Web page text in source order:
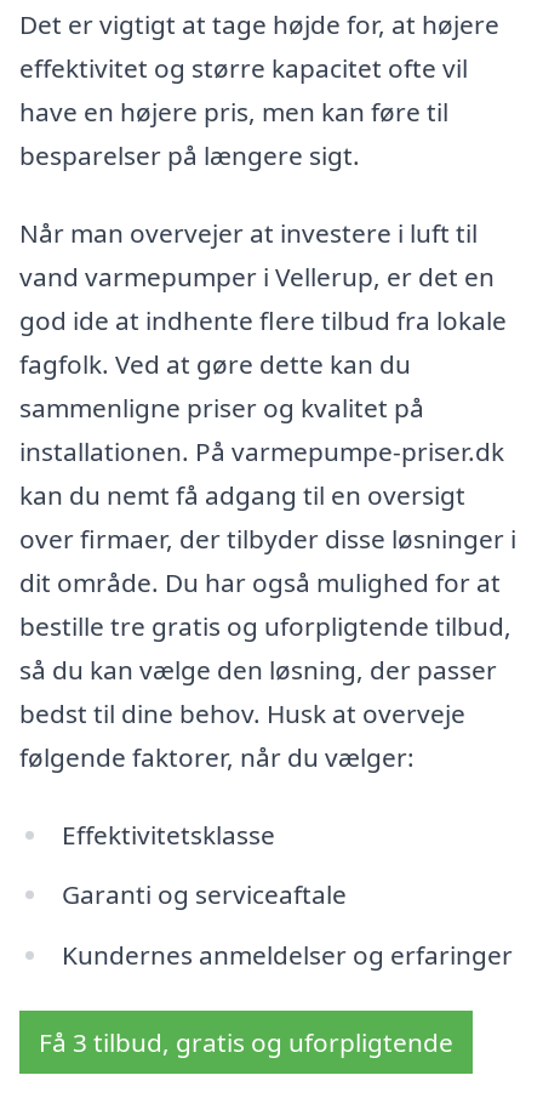
Det er vigtigt at tage højde for, at højere
effektivitet og større kapacitet ofte vil
have en højere pris, men kan føre til
besparelser på længere sigt.
Når man overvejer at investere i luft til
vand varmepumper i Vellerup, er det en
god ide at indhente flere tilbud fra lokale
fagfolk. Ved at gøre dette kan du
sammenligne priser og kvalitet på
installationen. På varmepumpe-priser.dk
kan du nemt få adgang til en oversigt
over firmaer, der tilbyder disse løsninger i
dit område. Du har også mulighed for at
bestille tre gratis og uforpligtende tilbud,
så du kan vælge den løsning, der passer
bedst til dine behov. Husk at overveje
følgende faktorer, når du vælger:
Effektivitetsklasse
Garanti og serviceaftale
Kundernes anmeldelser og erfaringer
Få 3 tilbud, gratis og uforpligtende